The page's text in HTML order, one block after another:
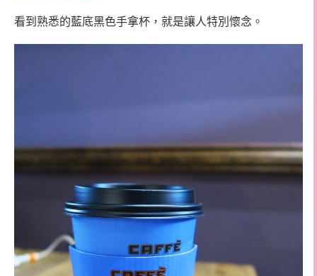
看到熟悉的藍底黑色手拿杯，就是讓人特別懷念。